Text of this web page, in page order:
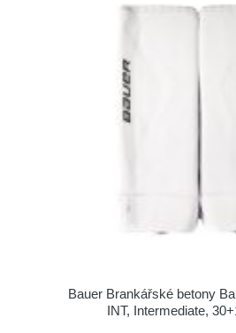
Bauer Brankářské betony
INT, Intermediate,